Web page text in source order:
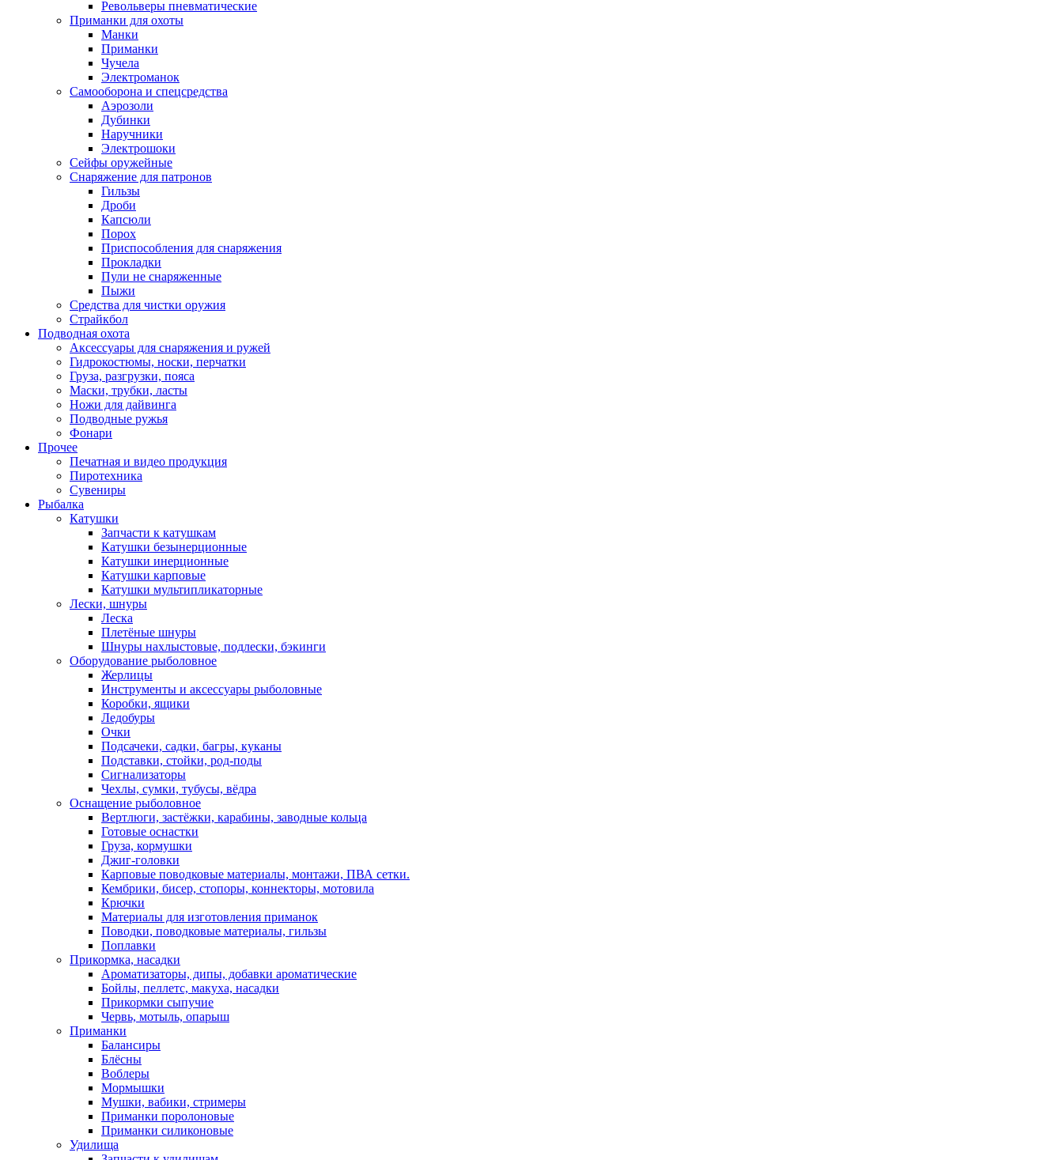
Револьверы пневматические
Приманки для охоты
Манки
Приманки
Чучела
Электроманок
Самооборона и спецсредства
Аэрозоли
Дубинки
Наручники
Электрошоки
Сейфы оружейные
Снаряжение для патронов
Гильзы
Дроби
Капсюли
Порох
Приспособления для снаряжения
Прокладки
Пули не снаряженные
Пыжи
Средства для чистки оружия
Страйкбол
Подводная охота
Аксессуары для снаряжения и ружей
Гидрокостюмы, носки, перчатки
Груза, разгрузки, пояса
Маски, трубки, ласты
Ножи для дайвинга
Подводные ружья
Фонари
Прочее
Печатная и видео продукция
Пиротехника
Сувениры
Рыбалка
Катушки
Запчасти к катушкам
Катушки безынерционные
Катушки инерционные
Катушки карповые
Катушки мультипликаторные
Лески, шнуры
Леска
Плетёные шнуры
Шнуры нахлыстовые, подлески, бэкинги
Оборудование рыболовное
Жерлицы
Инструменты и аксессуары рыболовные
Коробки, ящики
Ледобуры
Очки
Подсачеки, садки, багры, куканы
Подставки, стойки, род-поды
Сигнализаторы
Чехлы, сумки, тубусы, вёдра
Оснащение рыболовное
Вертлюги, застёжки, карабины, заводные кольца
Готовые оснастки
Груза, кормушки
Джиг-головки
Карповые поводковые материалы, монтажи, ПВА сетки.
Кембрики, бисер, стопоры, коннекторы, мотовила
Крючки
Материалы для изготовления приманок
Поводки, поводковые материалы, гильзы
Поплавки
Прикормка, насадки
Ароматизаторы, дипы, добавки ароматические
Бойлы, пеллетс, макуха, насадки
Прикормки сыпучие
Червь, мотыль, опарыш
Приманки
Балансиры
Блёсны
Воблеры
Мормышки
Мушки, вабики, стримеры
Приманки поролоновые
Приманки силиконовые
Удилища